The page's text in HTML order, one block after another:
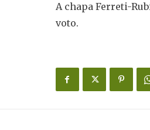
A chapa Ferreti-
voto.